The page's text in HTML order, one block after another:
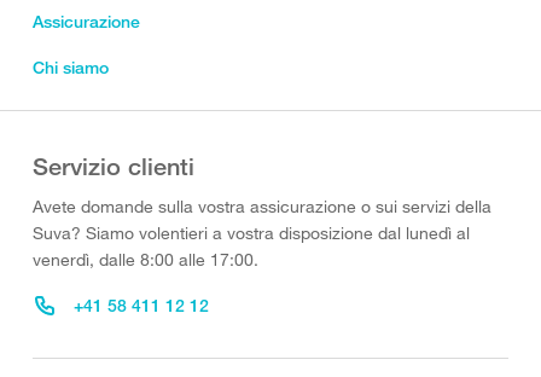
Assicurazione
Chi siamo
Servizio clienti
Avete domande sulla vostra assicurazione o sui servizi della
Suva? Siamo volentieri a vostra disposizione dal lunedì al
venerdì, dalle 8:00 alle 17:00.
+41 58 411 12 12